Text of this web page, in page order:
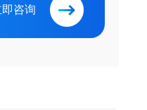
即咨询